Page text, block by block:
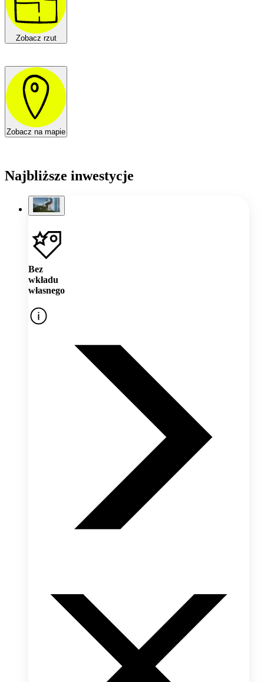
Zobacz rzut
Zobacz na mapie
Najbliższe inwestycje
Bez
wkładu
własnego